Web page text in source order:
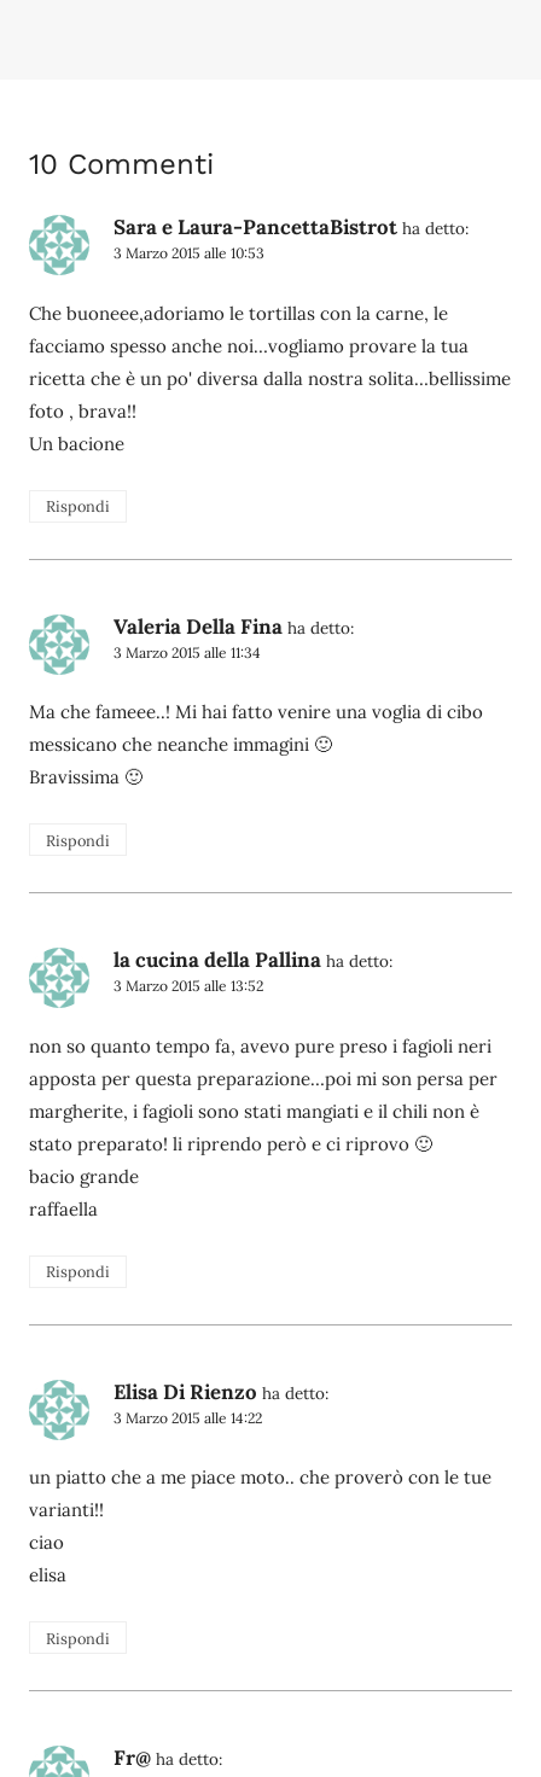
10 Commenti
Sara e Laura-PancettaBistrot ha detto:
3 Marzo 2015 alle 10:53
Che buoneee,adoriamo le tortillas con la carne, le
facciamo spesso anche noi…vogliamo provare la tua
ricetta che è un po' diversa dalla nostra solita…bellissime
foto , brava!!
Un bacione
Rispondi
Valeria Della Fina ha detto:
3 Marzo 2015 alle 11:34
Ma che fameee..! Mi hai fatto venire una voglia di cibo
messicano che neanche immagini 🙂
Bravissima 🙂
Rispondi
la cucina della Pallina ha detto:
3 Marzo 2015 alle 13:52
non so quanto tempo fa, avevo pure preso i fagioli neri
apposta per questa preparazione…poi mi son persa per
margherite, i fagioli sono stati mangiati e il chili non è
stato preparato! li riprendo però e ci riprovo 🙂
bacio grande
raffaella
Rispondi
Elisa Di Rienzo ha detto:
3 Marzo 2015 alle 14:22
un piatto che a me piace moto.. che proverò con le tue
varianti!!
ciao
elisa
Rispondi
Fr@ ha detto: